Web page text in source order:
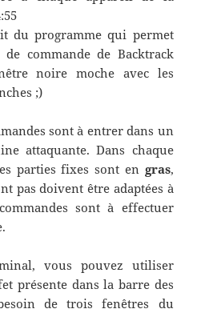
du programme qui permet
de commande de Backtrack
noire moche avec les
;)
sont à entrer dans un
attaquante. Dans chaque
parties fixes sont en gras,
pas doivent être adaptées à
sont à effectuer
vous pouvez utiliser
présente dans la barre des
de trois fenêtres du